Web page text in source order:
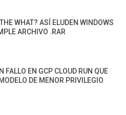
WHAT? ASÍ ELUDEN WINDOWS
ARCHIVO .RAR
FALLO EN GCP CLOUD RUN QUE
DE MENOR PRIVILEGIO